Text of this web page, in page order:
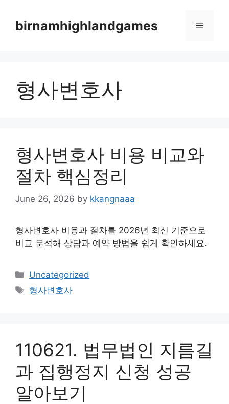
contentbirnamhighlandgames Menu
형사변호사
형사변호사 비용 비교와
절차 핵심정리
June 26, 2026 by kkangnaaa
형사변호사 비용과 절차를 2026년 최신 기준으로
비교 분석해 상담과 예약 방법을 쉽게 확인하세요.
Categories
Uncategorized
Tags
형사변호사
110621. 법무법인 지름길
과 집행정지 신청 성공
알아보기